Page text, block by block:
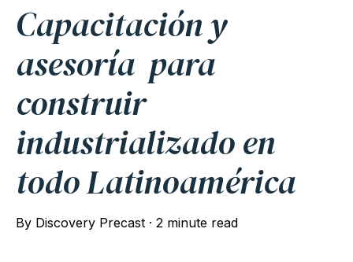
Capacitación y
asesoría para
construir
industrializado en
todo Latinoamérica
By Discovery Precast · 2 minute read